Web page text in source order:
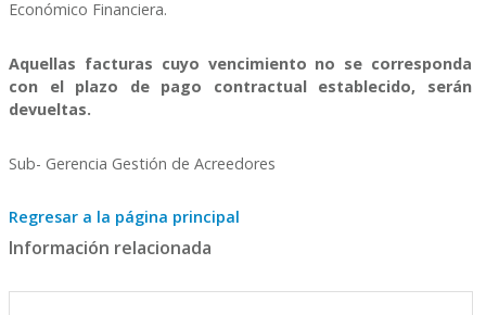
Económico Financiera.
Aquellas facturas cuyo vencimiento no se corresponda
con el plazo de pago contractual establecido, serán
devueltas.
Sub- Gerencia Gestión de Acreedores
Regresar a la página principal
Información relacionada